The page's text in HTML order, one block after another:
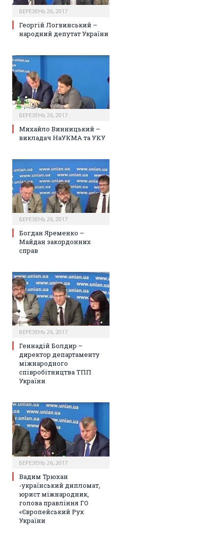
БЕРЕЗЕНЬ 26, 2017
Георгій Логвинський –
народний депутат України
БЕРЕЗЕНЬ 26, 2017
Михайло Винницький –
викладач НаУКМА та УКУ
БЕРЕЗЕНЬ 26, 2017
Богдан Яременко –
Майдан закордонних
справ
БЕРЕЗЕНЬ 26, 2017
Геннадій Болдир –
директор департаменту
міжнародного
співробітництва ТПП
України
БЕРЕЗЕНЬ 26, 2017
Вадим Трюхан
-український дипломат,
юрист міжнародник,
голова правління ГО
«Європейський Рух
України